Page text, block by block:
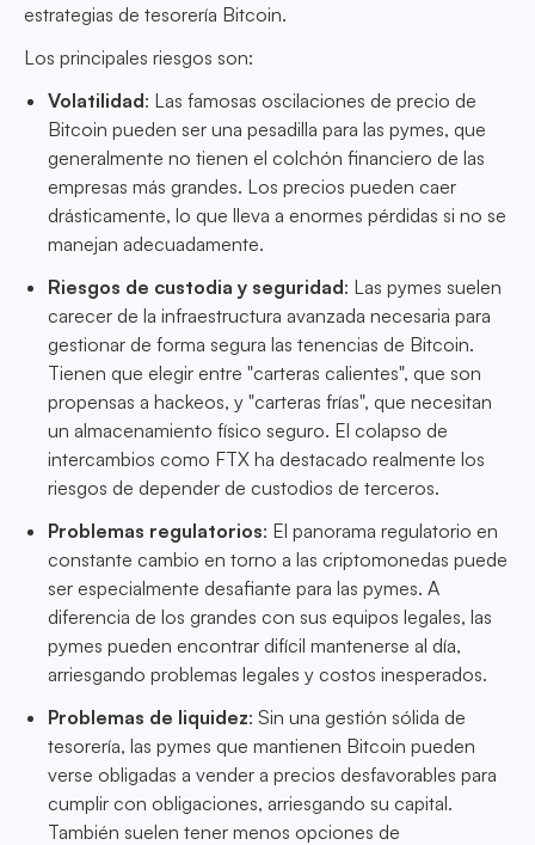
estrategias de tesorería Bitcoin.
Los principales riesgos son:
Volatilidad: Las famosas oscilaciones de precio de
Bitcoin pueden ser una pesadilla para las pymes, que
generalmente no tienen el colchón financiero de las
empresas más grandes. Los precios pueden caer
drásticamente, lo que lleva a enormes pérdidas si no se
manejan adecuadamente.
Riesgos de custodia y seguridad: Las pymes suelen
carecer de la infraestructura avanzada necesaria para
gestionar de forma segura las tenencias de Bitcoin.
Tienen que elegir entre "carteras calientes", que son
propensas a hackeos, y "carteras frías", que necesitan
un almacenamiento físico seguro. El colapso de
intercambios como FTX ha destacado realmente los
riesgos de depender de custodios de terceros.
Problemas regulatorios: El panorama regulatorio en
constante cambio en torno a las criptomonedas puede
ser especialmente desafiante para las pymes. A
diferencia de los grandes con sus equipos legales, las
pymes pueden encontrar difícil mantenerse al día,
arriesgando problemas legales y costos inesperados.
Problemas de liquidez: Sin una gestión sólida de
tesorería, las pymes que mantienen Bitcoin pueden
verse obligadas a vender a precios desfavorables para
cumplir con obligaciones, arriesgando su capital.
También suelen tener menos opciones de